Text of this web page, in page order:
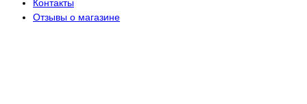
Контакты
Отзывы о магазине